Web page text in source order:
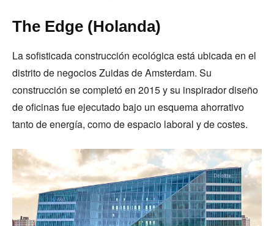
The Edge (Holanda)
La sofisticada construcción ecológica está ubicada en el
distrito de negocios Zuidas de Amsterdam. Su
construcción se completó en 2015 y su inspirador diseño
de oficinas fue ejecutado bajo un esquema ahorrativo
tanto de energía, como de espacio laboral y de costes.